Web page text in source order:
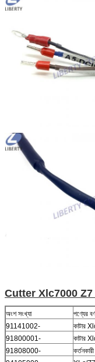
Cutter Xlc7000 Z7
অংশ সংখ্যা
পণ্যের
91141002-
কাটার
91800001-
কাটার
91808000-